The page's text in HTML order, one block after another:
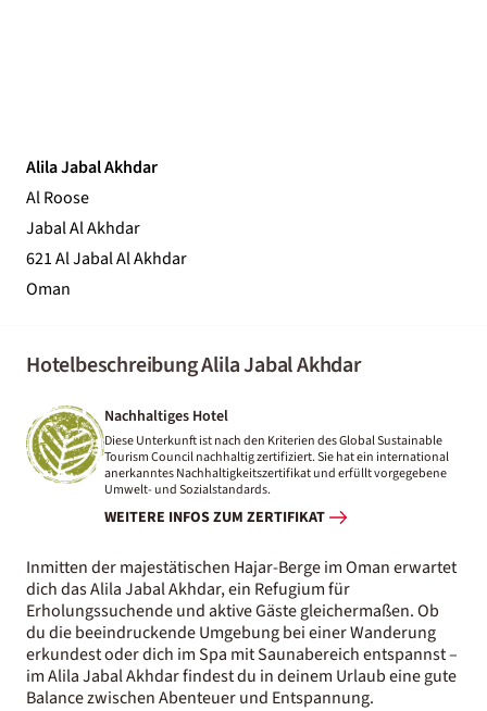
Alila Jabal Akhdar
Al Roose
Jabal Al Akhdar
621 Al Jabal Al Akhdar
Oman
Hotelbeschreibung Alila Jabal Akhdar
Nachhaltiges Hotel
Diese Unterkunft ist nach den Kriterien des Global Sustainable
Tourism Council nachhaltig zertifiziert. Sie hat ein international
anerkanntes Nachhaltigkeitszertifikat und erfüllt vorgegebene
Umwelt- und Sozialstandards.
WEITERE INFOS ZUM ZERTIFIKAT
Inmitten der majestätischen Hajar-Berge im Oman erwartet
dich das Alila Jabal Akhdar, ein Refugium für
Erholungssuchende und aktive Gäste gleichermaßen. Ob
du die beeindruckende Umgebung bei einer Wanderung
erkundest oder dich im Spa mit Saunabereich entspannst –
im Alila Jabal Akhdar findest du in deinem Urlaub eine gute
Balance zwischen Abenteuer und Entspannung.